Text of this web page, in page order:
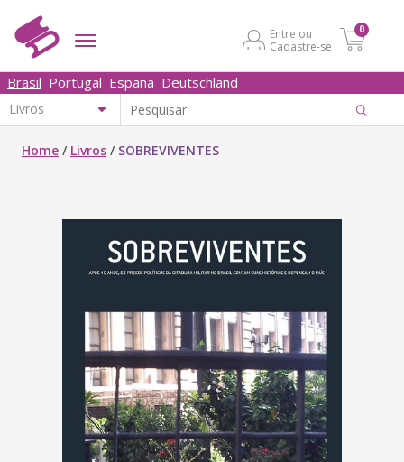
Entre ou
Cadastre-se
0
Brasil Portugal España Deutschland
Home / Livros / SOBREVIVENTES